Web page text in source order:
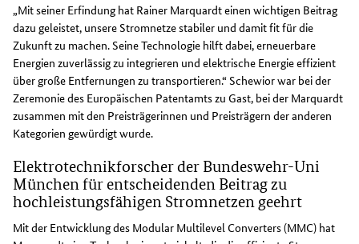
„Mit seiner Erfindung hat Rainer Marquardt einen wichtigen Beitrag
dazu geleistet, unsere Stromnetze stabiler und damit fit für die
Zukunft zu machen. Seine Technologie hilft dabei, erneuerbare
Energien zuverlässig zu integrieren und elektrische Energie effizient
über große Entfernungen zu transportieren.“ Schewior war bei der
Zeremonie des Europäischen Patentamts zu Gast, bei der Marquardt
zusammen mit den Preisträgerinnen und Preisträgern der anderen
Kategorien gewürdigt wurde.
Elektrotechnikforscher der Bundeswehr-Uni
München für entscheidenden Beitrag zu
hochleistungsfähigen Stromnetzen geehrt
Mit der Entwicklung des Modular Multilevel Converters (MMC) hat